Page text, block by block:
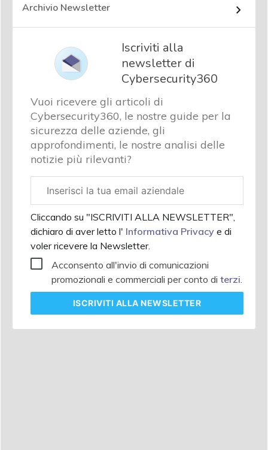
Archivio Newsletter
Iscriviti alla
newsletter di
Cybersecurity360
Vuoi ricevere gli articoli di
Cybersecurity360, le nostre guide per la
sicurezza delle aziende, gli
approfondimenti, le nostre analisi delle
notizie più rilevanti?
aziendale
Cliccando su "ISCRIVITI ALLA NEWSLETTER",
dichiaro di aver letto l' Informativa Privacy e di
voler ricevere la Newsletter.
Acconsento all'invio di comunicazioni
promozionali e commerciali per conto di terzi
ISCRIVITI ALLA NEWSLETTER